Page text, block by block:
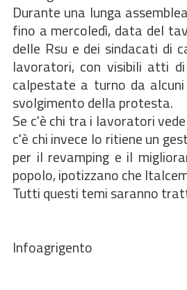
Durante una lunga
fino a mercoledì, data del
delle Rsu e dei sindacati di
lavoratori, con visibili atti
calpestate a turno da
svolgimento della protesta.
Se c'è chi tra i lavoratori
c'è chi invece lo ritiene un
per il revamping e il
popolo, ipotizzano che
Tutti questi temi saranno
Infoagrigento